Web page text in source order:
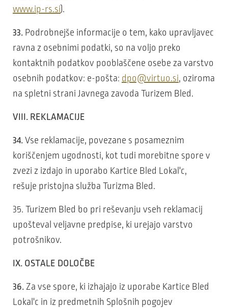
www.ip-rs.si).
33. Podrobnejše informacije o tem, kako upravljavec
ravna z osebnimi podatki, so na voljo preko
kontaktnih podatkov pooblaščene osebe za varstvo
osebnih podatkov: e-pošta: dpo@virtuo.si, oziroma
na spletni strani Javnega zavoda Turizem Bled.
VIII. REKLAMACIJE
34. Vse reklamacije, povezane s posameznim
koriščenjem ugodnosti, kot tudi morebitne spore v
zvezi z izdajo in uporabo Kartice Bled Lokal'c,
rešuje pristojna služba Turizma Bled.
35. Turizem Bled bo pri reševanju vseh reklamacij
upošteval veljavne predpise, ki urejajo varstvo
potrošnikov.
IX. OSTALE DOLOČBE
36. Za vse spore, ki izhajajo iz uporabe Kartice Bled
Lokal'c in iz predmetnih Splošnih pogojev